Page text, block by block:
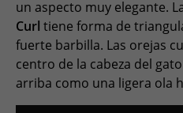
un aspecto muy elegante.
Curl tiene forma de
fuerte barbilla. Las orejas
centro de la cabeza del
arriba como una ligera ola